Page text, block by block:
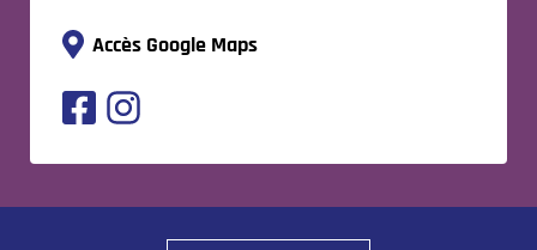
Accès Google Maps